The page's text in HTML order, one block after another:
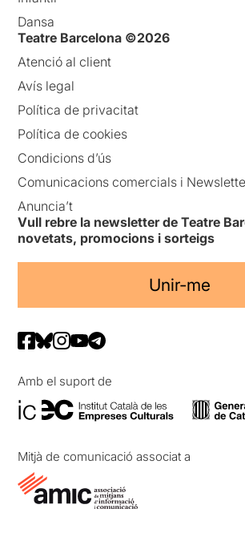
Dansa
Teatre Barcelona ©2026
Atenció al client
Avís legal
Política de privacitat
Política de cookies
Condicions d’ús
Comunicacions comercials i
Anuncia’t
Vull rebre la newsletter de Teatre
novetats, promocions i sorteigs
Unir-me
Amb el suport de
Mitjà de comunicació associat a